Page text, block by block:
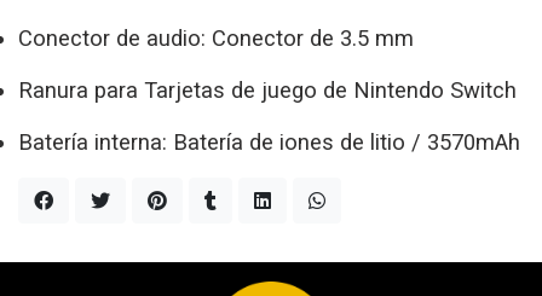
Conector de audio: Conector de 3.5 mm
Ranura para Tarjetas de juego de Nintendo Switch
Batería interna: Batería de iones de litio / 3570mAh